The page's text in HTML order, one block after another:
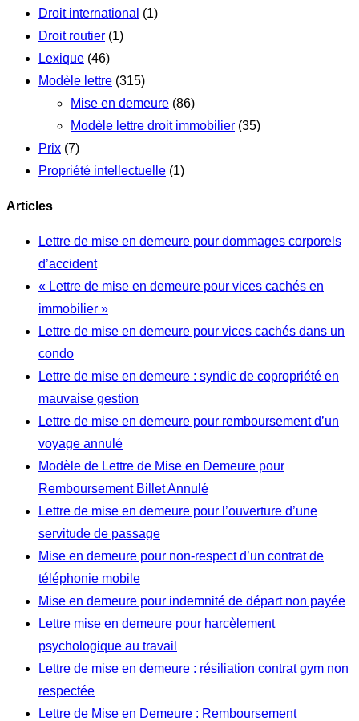
Droit international (1)
Droit routier (1)
Lexique (46)
Modèle lettre (315)
Mise en demeure (86)
Modèle lettre droit immobilier (35)
Prix (7)
Propriété intellectuelle (1)
Articles
Lettre de mise en demeure pour dommages corporels
d’accident
« Lettre de mise en demeure pour vices cachés en
immobilier »
Lettre de mise en demeure pour vices cachés dans un
condo
Lettre de mise en demeure : syndic de copropriété en
mauvaise gestion
Lettre de mise en demeure pour remboursement d’un
voyage annulé
Modèle de Lettre de Mise en Demeure pour
Remboursement Billet Annulé
Lettre de mise en demeure pour l’ouverture d’une
servitude de passage
Mise en demeure pour non-respect d’un contrat de
téléphonie mobile
Mise en demeure pour indemnité de départ non payée
Lettre mise en demeure pour harcèlement
psychologique au travail
Lettre de mise en demeure : résiliation contrat gym non
respectée
Lettre de Mise en Demeure : Remboursement